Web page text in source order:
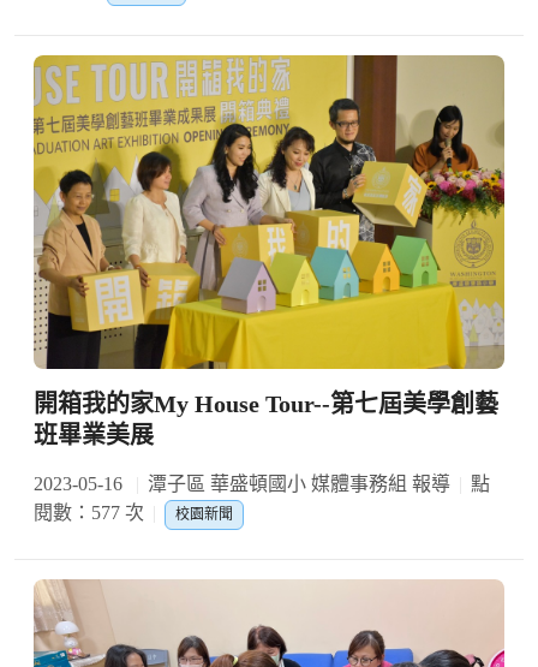
開箱我的家My House Tour--第七屆美學創藝
班畢業美展
2023-05-16 潭子區 華盛頓國小 媒體事務組 報導
點
閱數：577 次
校園新聞